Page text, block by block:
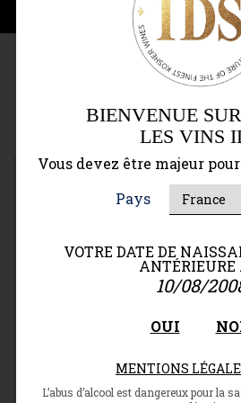
AOC
АОС Медок — полоса к
Гаронны до
болотами, которые в
голландские инженеры.
BIENVENUE
LES VINS
Vous devez être majeur
Pays
VOTRE DATE DE
ANTÉRIEURE
10/08/
OUI
MENTIONS
L’abus d’alcool est dangereux pour la